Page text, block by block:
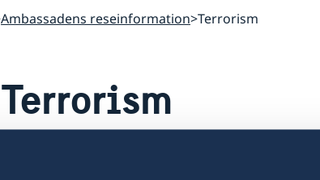
Ambassadens reseinformation Terrorism
Terrorism